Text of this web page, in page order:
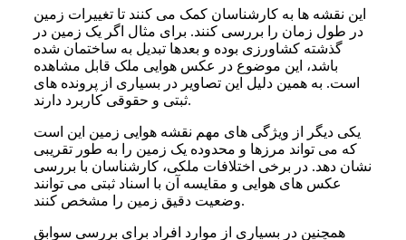
این نقشه‌ ها به کارشناسان کمک می‌ کنند تا تغییرات زمین
در طول زمان را بررسی کنند. برای مثال اگر یک زمین در
گذشته کشاورزی بوده و بعدها تبدیل به ساختمان شده
باشد، این موضوع در عکس هوایی ملک قابل مشاهده
است. به همین دلیل این تصاویر در بسیاری از پرونده‌ های
ثبتی و حقوقی کاربرد دارند.
یکی دیگر از ویژگی‌ های مهم نقشه هوایی زمین این است
که می‌ تواند مرزها و محدوده یک زمین را به طور تقریبی
نشان دهد. در برخی اختلافات ملکی، کارشناسان با بررسی
عکس‌ های هوایی و مقایسه آن با اسناد ثبتی می‌ توانند
وضعیت دقیق زمین را مشخص کنند.
همچنین در بسیاری از موارد افراد برای بررسی سوابق